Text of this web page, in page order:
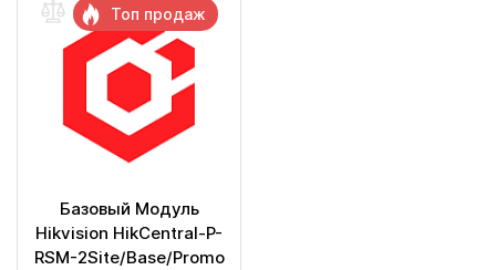
Базовый Модуль
Hikvision HikCentral-P-
RSM-2Site/Base/Promo
Топ продаж